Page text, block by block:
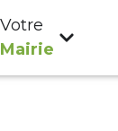
Votre
Mairie